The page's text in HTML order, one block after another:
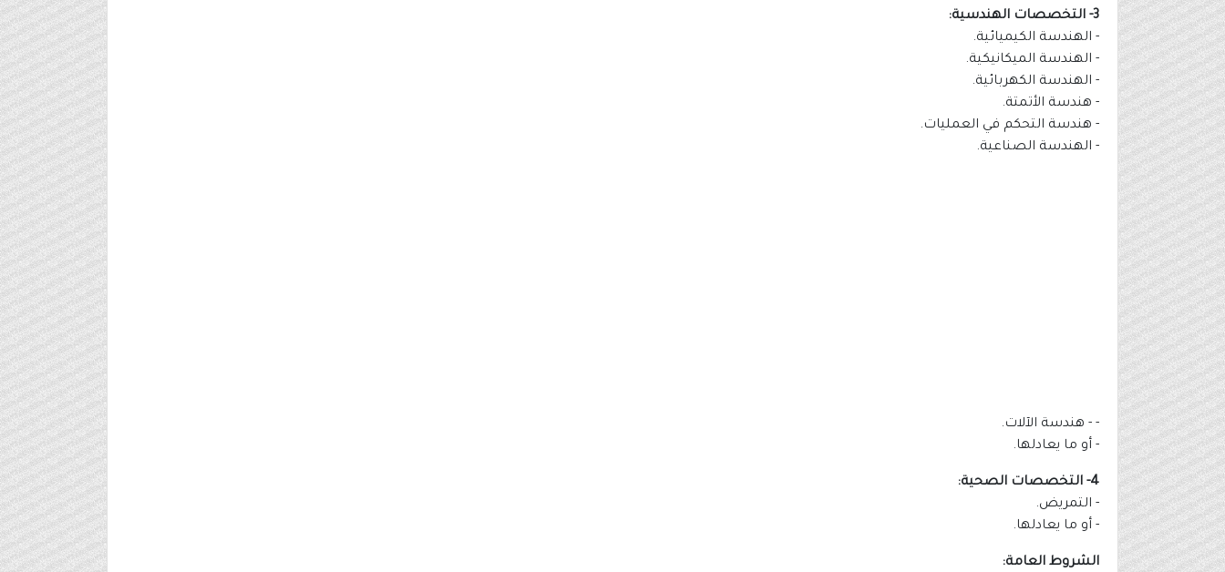
3- التخصصات الهندسية:
- الهندسة الكيميائية.
- الهندسة الميكانيكية.
- الهندسة الكهربائية.
- هندسة الأتمتة.
- هندسة التحكم في العمليات.
- الهندسة الصناعية.
- - هندسة الآلات​.
- أو ما يعادلها.
4- التخصصات الصحية:
- التمريض.
- أو ما يعادلها.
الشروط العامة: